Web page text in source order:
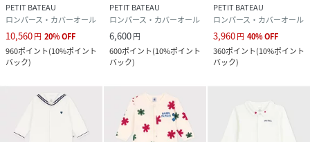
PETIT BATEAU
ロンパース・カバーオール
10,560円 20%OFF
960ポイント(10%ポイント
バック)
PETIT BATEAU
ロンパース・カバーオール
6,600円
600ポイント(10%ポイント
バック)
PETIT BATEAU
ロンパース・カバーオール
3,960円 40%OFF
360ポイント(10%ポイント
バック)